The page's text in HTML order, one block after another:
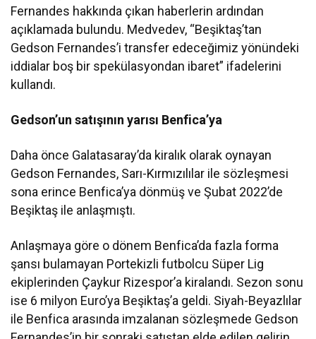
Fernandes hakkında çıkan haberlerin ardından
açıklamada bulundu. Medvedev, “Beşiktaş’tan
Gedson Fernandes’i transfer edeceğimiz yönündeki
iddialar boş bir spekülasyondan ibaret” ifadelerini
kullandı.
Gedson’un satışının yarısı Benfica’ya
Daha önce Galatasaray’da kiralık olarak oynayan
Gedson Fernandes, Sarı-Kırmızılılar ile sözleşmesi
sona erince Benfica’ya dönmüş ve Şubat 2022’de
Beşiktaş ile anlaşmıştı.
Anlaşmaya göre o dönem Benfica’da fazla forma
şansı bulamayan Portekizli futbolcu Süper Lig
ekiplerinden Çaykur Rizespor’a kiralandı. Sezon sonu
ise 6 milyon Euro’ya Beşiktaş’a geldi. Siyah-Beyazlılar
ile Benfica arasında imzalanan sözleşmede Gedson